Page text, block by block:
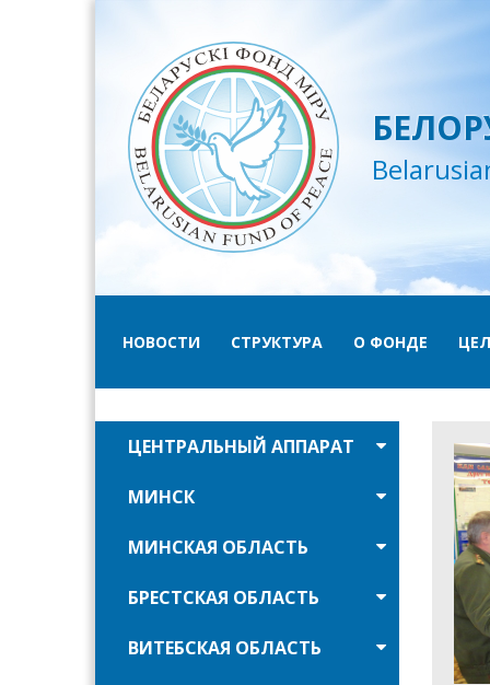
НОВОСТИ СТРУКТУРА О ФОНДЕ
ЦЕНТРАЛЬНЫЙ АППАРАТ
МИНСК
МИНСКАЯ ОБЛАСТЬ
БРЕСТСКАЯ ОБЛАСТЬ
ВИТЕБСКАЯ ОБЛАСТЬ